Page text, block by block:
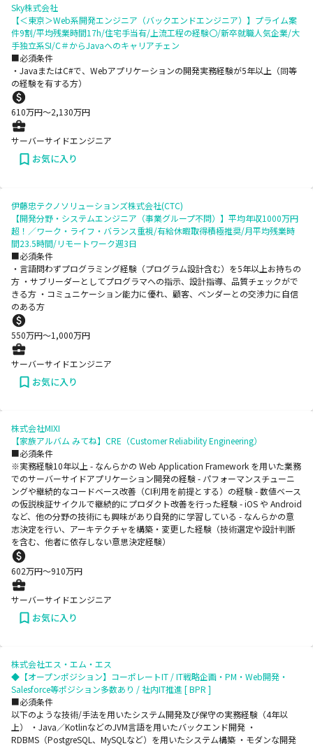
Sky株式会社
【＜東京＞Web系開発エンジニア（バックエンドエンジニア）】プライム案
件9割/平均残業時間17h/住宅手当有/上流工程の経験〇/新卒就職人気企業/大
手独立系SI/C＃からJavaへのキャリアチェン
■必須条件
・JavaまたはC#で、Webアプリケーションの開発実務経験が5年以上（同等
の経験を有する方）
610万円〜2,130万円
サーバーサイドエンジニア
お気に入り
伊藤忠テクノソリューションズ株式会社(CTC)
【開発分野・システムエンジニア（事業グループ不問）】平均年収1000万円
超！／ワーク・ライフ・バランス重視/有給休暇取得積極推奨/月平均残業時
間23.5時間/リモートワーク週3日
■必須条件
・言語問わずプログラミング経験（プログラム設計含む）を5年以上お持ちの
方 ・サブリーダーとしてプログラマへの指示、設計指導、品質チェックがで
きる方 ・コミュニケーション能力に優れ、顧客、ベンダーとの交渉力に自信
のある方
550万円〜1,000万円
サーバーサイドエンジニア
お気に入り
株式会社MIXI
【家族アルバム みてね】CRE（Customer Reliability Engineering）
■必須条件
※実務経験10年以上 - なんらかの Web Application Framework を用いた業務
でのサーバーサイドアプリケーション開発の経験 - パフォーマンスチューニ
ングや継続的なコードベース改善（CI利用を前提とする）の経験 - 数値ベース
の仮説検証サイクルで継続的にプロダクト改善を行った経験 - iOS や Android
など、他の分野の技術にも興味があり自発的に学習している - なんらかの意
志決定を行い、アーキテクチャを構築・変更した経験（技術選定や設計判断
を含む、他者に依存しない意思決定経験）
602万円〜910万円
サーバーサイドエンジニア
お気に入り
株式会社エス・エム・エス
◆【オープンポジション】コーポレートIT / IT戦略企画・PM・Web開発・
Salesforce等ポジション多数あり / 社内IT推進 [ BPR ]
■必須条件
以下のような技術/手法を用いたシステム開発及び保守の実務経験（4年以
上） ・Java／KotlinなどのJVM言語を用いたバックエンド開発 ・
RDBMS（PostgreSQL、MySQLなど）を用いたシステム構築 ・モダンな開発